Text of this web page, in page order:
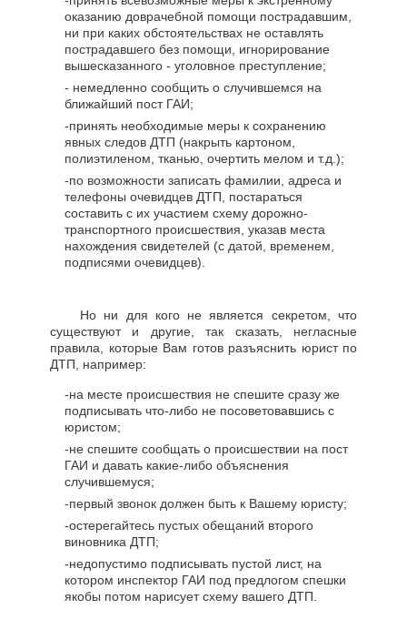
оказанию доврачебной помощи пострадавшим,
ни при каких обстоятельствах не оставлять
пострадавшего без помощи, игнорирование
вышесказанного - уголовное преступление;
- немедленно сообщить о случившемся на
ближайший пост ГАИ;
-принять необходимые меры к сохранению
явных следов ДТП (накрыть картоном,
полиэтиленом, тканью, очертить мелом и т.д.);
-по возможности записать фамилии, адреса и
телефоны очевидцев ДТП, постараться
составить с их участием схему дорожно-
транспортного происшествия, указав места
нахождения свидетелей (с датой, временем,
подписями очевидцев).
Но ни для кого не является секретом, что
существуют и другие, так сказать, негласные
правила, которые Вам готов разъяснить юрист по
ДТП, например:
-на месте происшествия не спешите сразу же
подписывать что-либо не посоветовавшись с
юристом;
-не спешите сообщать о происшествии на пост
ГАИ и давать какие-либо объяснения
случившемуся;
-первый звонок должен быть к Вашему юристу;
-остерегайтесь пустых обещаний второго
виновника ДТП;
-недопустимо подписывать пустой лист, на
котором инспектор ГАИ под предлогом спешки
якобы потом нарисует схему вашего ДТП.